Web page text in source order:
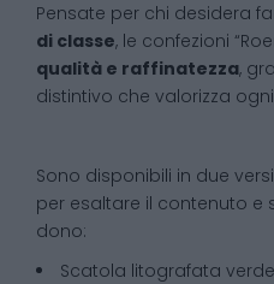
Pensate per chi desidera
di classe, le confezioni
qualità e raffinatezza,
distintivo che valorizza
Sono disponibili in due
per esaltare il contenuto e
dono:
Scatola litografata